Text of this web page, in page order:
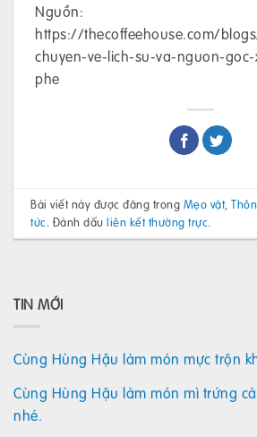
Nguồn:
https://thecoffeehouse.com/
chuyen-ve-lich-su-va-nguon-
phe
Bài viết này được đăng trong Mẹo vặt,
tức. Đánh dấuliên kết thường trực.
TIN MỚI
Cùng Hùng Hậu làm món mực trộn
Cùng Hùng Hậu làm món mì trứng
nhé.